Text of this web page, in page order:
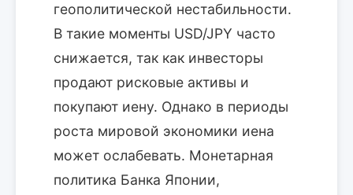
геополитической нестабильности.
В такие моменты USD/JPY часто
снижается, так как инвесторы
продают рисковые активы и
покупают иену. Однако в периоды
роста мировой экономики иена
может ослабевать. Монетарная
политика Банка Японии,